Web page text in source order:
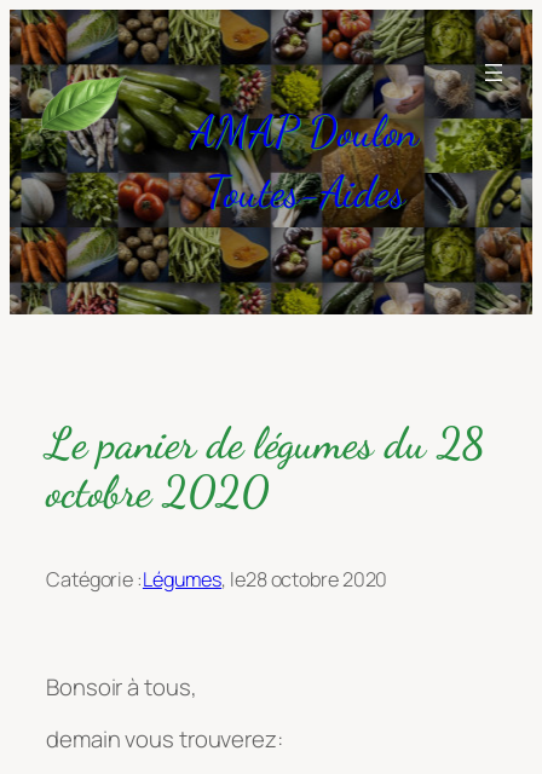
Aller
au
contenu
AMAP Doulon
Toutes-Aides
Le panier de légumes du 28
octobre 2020
Catégorie :Légumes, le28 octobre 2020
Bonsoir à tous,
demain vous trouverez: